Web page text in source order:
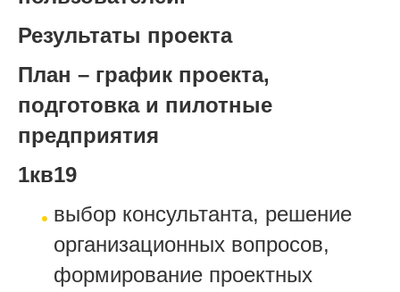
Результаты проекта
План – график проекта,
подготовка и пилотные
предприятия
1кв19
выбор консультанта, решение
организационных вопросов,
формирование проектных